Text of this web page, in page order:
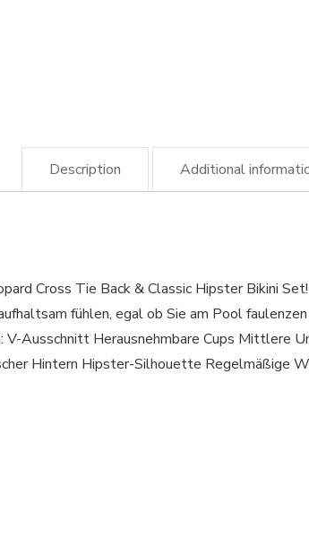
Description Additional
Cross Tie Back & Classic Hipster Bikini
fühlen, egal ob Sie am Pool
Herausnehmbare Cups Mittlere
Hintern Hipster-Silhouette Regelmäßige